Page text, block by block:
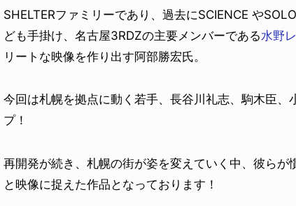
SHELTERファミリーであり、過去にSCIENCE や
ども手掛け、名古屋3RDZの主要メンバーである水野
リートな映像を作り出す阿部勝宏氏。
今回は札幌を拠点に動く若手、長谷川礼志、駒木臣、
プ！
再開発が続き、札幌の街が姿を変えていく中、彼らが
と映像に捉えた作品となっております！